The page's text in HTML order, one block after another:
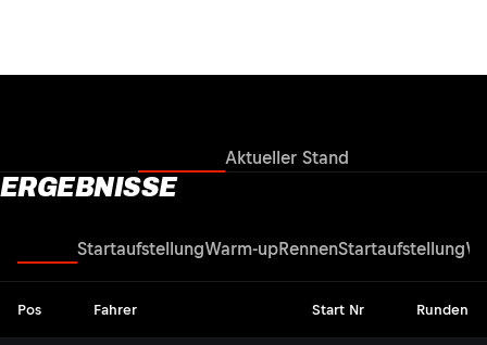
Aktueller Stand
ERGEBNISSE
StartaufstellungWarm-upRennenStartaufstellung
Pos Fahrer Start Nr Runden